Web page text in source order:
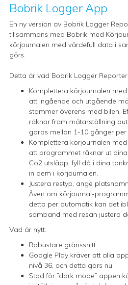
Bobrik Logger App
En ny version av Bobrik Logger
tillsammans med Bobrik med
körjournalen med värdefull data i
görs.
Detta är vad Bobrik Logger
Komplettera körjournalen
att ingående och utgående
stämmer överens med bilen.
räknar fram mätarställning
göras mellan 1-10 gånger per
Komplettera körjournalen
att programmet räknar ut
Co2 utsläpp, fyll då i dina
in dem i körjournalen.
Justera restyp, ange
Även om körjournal-
detta per automatik kan det
samband med resan justera
Vad är nytt:
Robustare gränssnitt
Google Play kräver att alla
nivå 36, och detta görs nu.
Stöd för ”dark mode” appen